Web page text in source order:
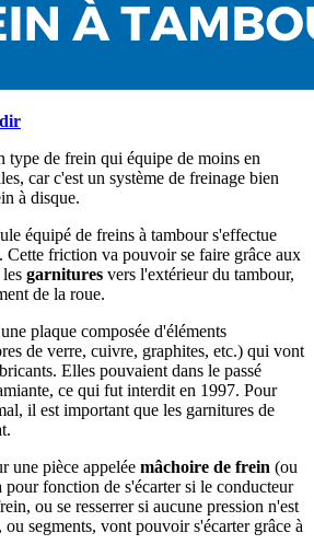
type de frein qui équipe de moins en
car c'est un système de freinage bien
à disque.
équipé de freins à tambour s'effectue
Cette friction va pouvoir se faire grâce aux
garnitures vers l'extérieur du tambour,
de la roue.
plaque composée d'éléments
de verre, cuivre, graphites, etc.) qui vont
Elles pouvaient dans le passé
ce qui fut interdit en 1997. Pour
il est important que les garnitures de
une pièce appelée mâchoire de frein (ou
pour fonction de s'écarter si le conducteur
ou se resserrer si aucune pression n'est
ou segments, vont pouvoir s'écarter grâce à